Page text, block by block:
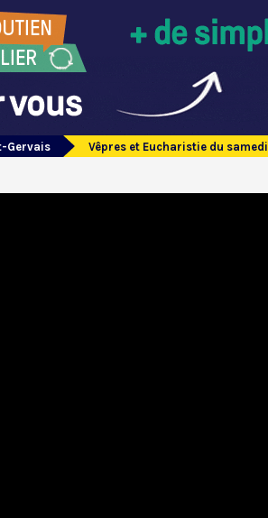
Gervais Vêpres et Eucharistie du samedi